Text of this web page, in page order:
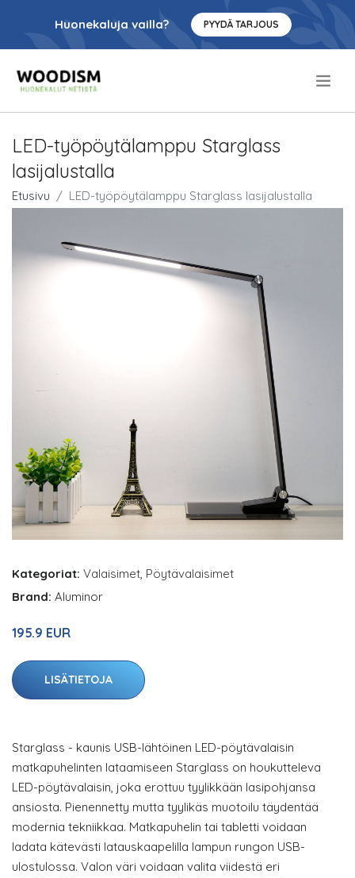
Huonekaluja vailla? PYYDÄ TARJOUS
LED-työpöytälamppu Starglass
lasijalustalla
Etusivu LED-työpöytälamppu Starglass lasijalustalla
Kategoriat: Valaisimet, Pöytävalaisimet
Brand: Aluminor
195.9 EUR
LISÄTIETOJA
Starglass - kaunis USB-lähtöinen LED-pöytävalaisin
matkapuhelinten lataamiseen Starglass on houkutteleva
LED-pöytävalaisin, joka erottuu tyylikkään lasipohjansa
ansiosta. Pienennetty mutta tyylikäs muotoilu täydentää
modernia tekniikkaa. Matkapuhelin tai tabletti voidaan
ladata kätevästi latauskaapelilla lampun rungon USB-
ulostulossa. Valon väri voidaan valita viidestä eri